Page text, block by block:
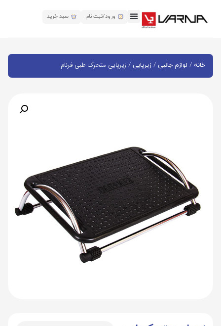
ورود/ثبت نام سبد خرید
خانه / لوازم جانبی / زیرپایی / زیرپایی متحرک طبی فرنام